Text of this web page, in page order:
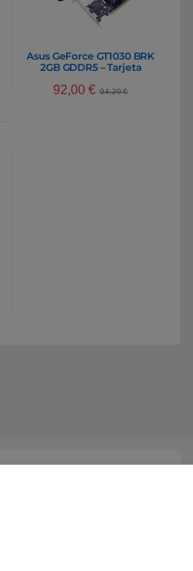
Asus GeForce GT1030 BRK
2GB GDDR5 – Tarjeta
92,00 € 94,29€